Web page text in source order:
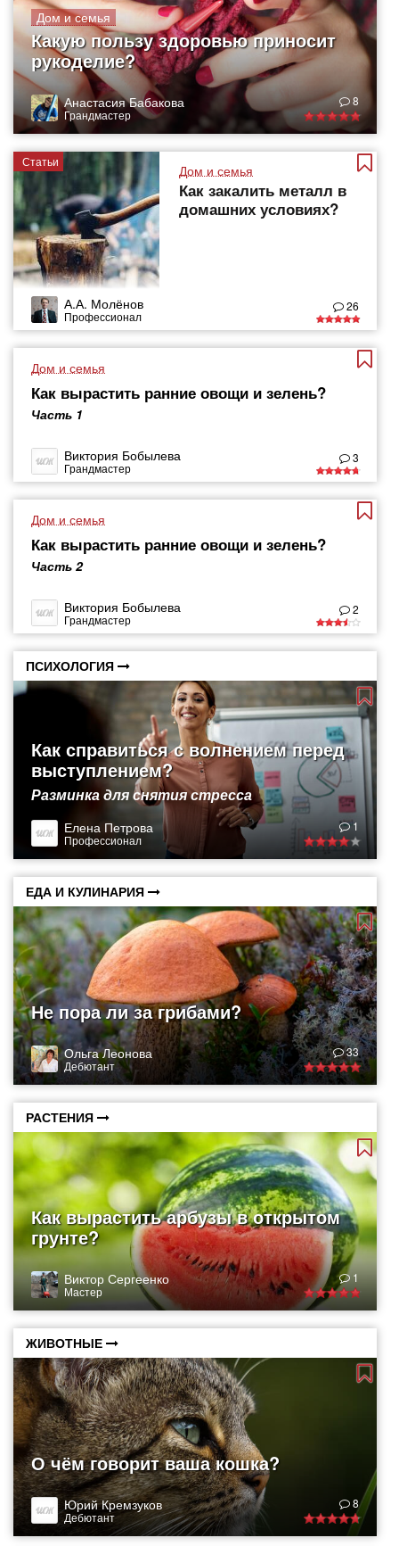
Дом и семья
Какую пользу здоровью приносит
рукоделие?
Анастасия Бабакова
Грандмастер
8
Статьи
Дом и семья
Как закалить металл в
домашних условиях?
А.А. Молёнов
Профессионал
26
Дом и семья
Как вырастить ранние овощи и зелень?
Часть 1
Виктория Бобылева
Грандмастер
3
Дом и семья
Как вырастить ранние овощи и зелень?
Часть 2
Виктория Бобылева
Грандмастер
2
ПСИХОЛОГИЯ
Как справиться с волнением перед
выступлением?
Разминка для снятия стресса
Елена Петрова
Профессионал
1
ЕДА И КУЛИНАРИЯ
Не пора ли за грибами?
Ольга Леонова
Дебютант
33
РАСТЕНИЯ
Как вырастить арбузы в открытом
грунте?
Виктор Сергеенко
Мастер
1
ЖИВОТНЫЕ
О чём говорит ваша кошка?
Юрий Кремзуков
Дебютант
8